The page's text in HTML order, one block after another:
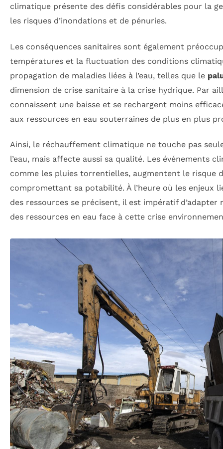
climatique présente des défis considérables pour la
les risques d’inondations et de pénuries.
Les conséquences sanitaires sont également
températures et la fluctuation des conditions
propagation de maladies liées à l’eau, telles que le
dimension de crise sanitaire à la crise hydrique. Par
connaissent une baisse et se rechargent moins
aux ressources en eau souterraines de plus en plus
Ainsi, le réchauffement climatique ne touche pas
l’eau, mais affecte aussi sa qualité. Les événements
comme les pluies torrentielles, augmentent le risque
compromettant sa potabilité. À l’heure où les enjeux
des ressources se précisent, il est impératif
des ressources en eau face à cette crise